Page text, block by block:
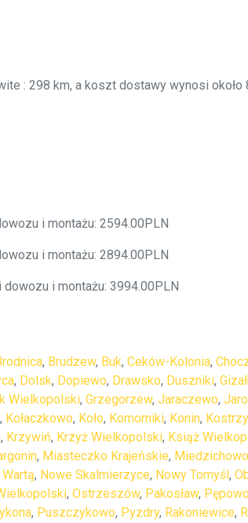
: 298 km, a koszt dostawy wynosi około
i montażu: 2594.00PLN
i montażu: 2894.00PLN
i montażu: 3994.00PLN
, Brudzew, Buk, Ceków-Kolonia,
, Dolsk, Dopiewo, Drawsko, Duszniki,
Wielkopolski, Grzegorzew, Jaraczewo,
, Kołaczkowo, Koło, Komorniki, Konin,
, Krzywiń, Krzyż Wielkopolski, Książ
, Miasteczko Krajeńskie, Miedzichowo
, Nowe Skalmierzyce, Nowy Tomyśl,
, Ostrzeszów, Pakosław, Pępowo
, Puszczykowo, Pyzdry, Rakoniewice,